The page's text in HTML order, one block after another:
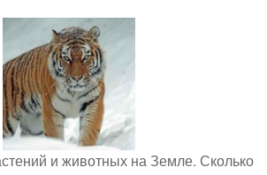
и животных на Земле. Сколько